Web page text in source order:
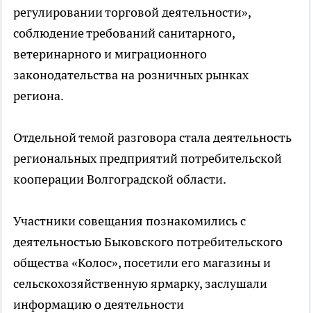
регулировании торговой деятельности»,
соблюдение требований санитарного,
ветеринарного и миграционного
законодательства на розничных рынках
региона.
Отдельной темой разговора стала деятельность
региональных предприятий потребительской
кооперации Волгоградской области.
Участники совещания познакомились с
деятельностью Быковского потребительского
общества «Колос», посетили его магазины и
сельскохозяйственную ярмарку, заслушали
информацию о деятельности